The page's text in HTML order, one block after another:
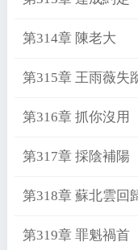
第314章 陳老大
第315章 王雨薇失
第316章 抓你沒用
第317章 採陰補陽
第318章 蘇北雲回
第319章 罪魁禍首